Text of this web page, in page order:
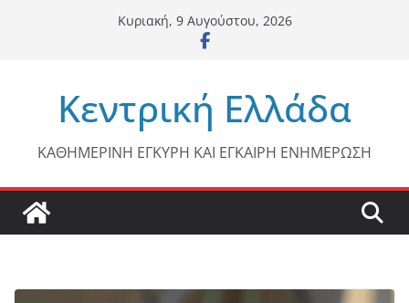
Κυριακή, 9 Αυγούστου, 2026
Κεντρική Ελλάδα
ΚΑΘΗΜΕΡΙΝΗ ΕΓΚΥΡΗ ΚΑΙ ΕΓΚΑΙΡΗ ΕΝΗΜΕΡΩΣΗ